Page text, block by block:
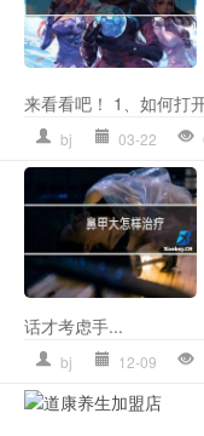
来看看吧！ 1、如何打
bj 03-22
话才考虑手...
bj 12-09